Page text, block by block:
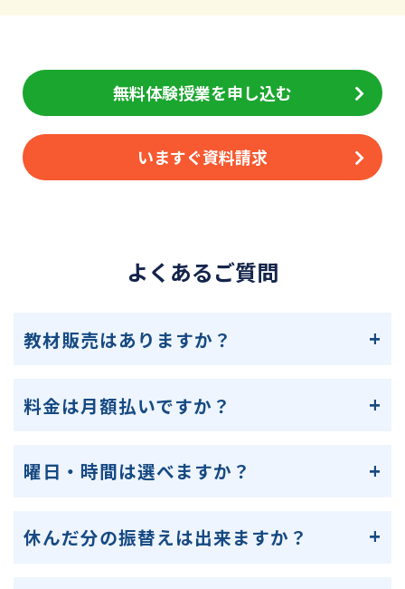
無料体験授業を申し込む
いますぐ資料請求
よくあるご質問
教材販売はありますか？
料金は月額払いですか？
曜日・時間は選べますか？
休んだ分の振替えは出来ますか？